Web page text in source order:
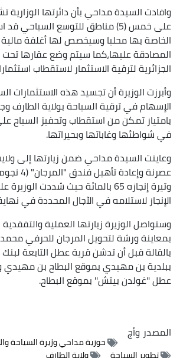
وافادت السيدة مداحي بأن دائرتها الوزارية
على خمس (5) مناطق للتوسع السياحي
الخاصة بها محليا وسيخصص لها أغلفة مالية
المصادقة عليها،كما سيتم وضع عقارها تحت
الجزائرية لترقية الاستثمار لاستقطاب
وأبرزت الوزيرة أن تجسيد هذه الاستثمارات
الإسهام في ترقية السياحة بولاية الطارف
بامتياز تمكن من استقطاب وتحفيز السياح
في شواطئها وغاباتها وبحيراتها.
وعاينت السيدة مداحي ضمن زيارتها إلى
عصرنة وإعادة
وتيرة إنجازه 65 بالمائة حيث شددت
الإنجاز لاستلامه في الآجال المحددة في
وستواصل الوزيرة زيارتها العملية والتفقدية
بمعاينة ورشة لتحويل المرجان للحرفي
بالقالة قبل أن تدشن قرية عطل التابعة لبنك
ببلدية بن مهيدي بموقع البطاح بن مهيدي
عطل ''غولدن بيتش'' بموقع البطاح.
المصدروأج
حورية مداحي وزيرة السياحة
تطوير السياحة
ولاية الطارف